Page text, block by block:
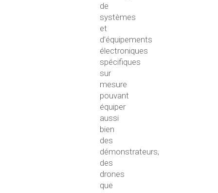
de
systèmes
et
d’équipements
électroniques
spécifiques
sur
mesure
pouvant
équiper
aussi
bien
des
démonstrateurs,
des
drones
que